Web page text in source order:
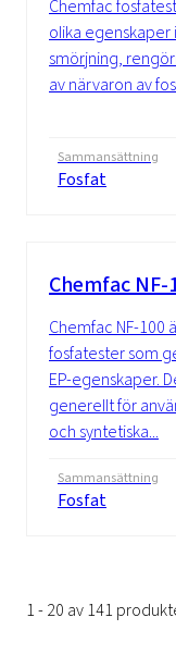
Chemfac
olika egenskaper
smörjning,
av närvaron av
Sammansättning
Fosfat
Chemfac NF-
Chemfac NF-100
fosfatester som
EP-egenskaper.
generellt för
och syntetiska...
Sammansättning
Fosfat
1 - 20 av 141